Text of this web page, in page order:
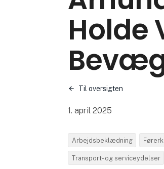
Holde
Til oversigten
1. april 2025
Arbejdsbeklædning
Transport- og serviceydelser